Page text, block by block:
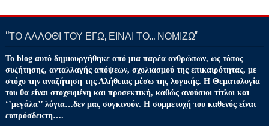
‘’ΤΟ ΑΛΛΟΘΙ ΤΟΥ ΕΓΩ, ΕΙΝΑΙ ΤΟ… ΝΟΜΙΖΩ''
Το blog αυτό δημιουργήθηκε από μια παρέα ανθρώπων, ως τόπος
συζήτησης, ανταλλαγής απόψεων, σχολιασμού της επικαιρότητας, με
στόχο την αναζήτηση της Αλήθειας μέσω της λογικής. Η Θεματολογία
του θα είναι στοχευμένη και προσεκτική, καθώς ανούσιοι τίτλοι και
‘’μεγάλα’’ λόγια…δεν μας συγκινούν. Η συμμετοχή του καθενός είναι
ευπρόσδεκτη….